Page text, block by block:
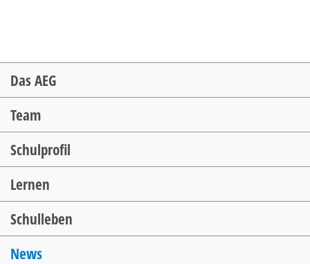
Navigation
überspringen
Das AEG
Team
Schulprofil
Lernen
Schulleben
News